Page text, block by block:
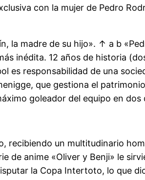
con la mujer de Pedro
la madre de su hijo». ↑ a b
inédita. 12 años de historia
es responsabilidad de una
que gestiona el
goleador del equipo en
recibiendo un multitudinario
de anime «Oliver y Benji» le
la Copa Intertoto, lo que